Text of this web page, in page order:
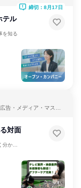
テル
を知る
締切：8月17日
告・メディア・マスコ
対面